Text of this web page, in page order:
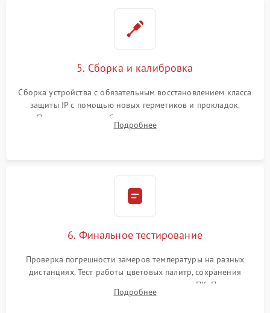
5. Сборка и калибровка
Сборка устройства с обязательным восстановлением класса
защиты IP с помощью новых герметиков и прокладок.
Программная калибровка матрицы по эталонному
абсолютно черному телу для точного измерения температур.
Подробнее
6. Финальное тестирование
Проверка погрешности замеров температуры на разных
дистанциях. Тест работы цветовых палитр, сохранения
термограмм в память и передачи данных на ПК. Проверка
автономности работы и итоговый контроль качества.
Подробнее